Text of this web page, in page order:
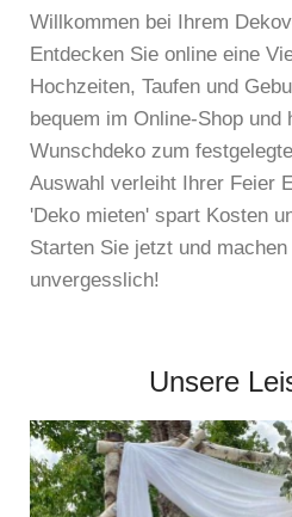
Willkommen bei Ihrem
Entdecken Sie online eine
Hochzeiten, Taufen und
bequem im Online-Shop und
Wunschdeko zum
Auswahl verleiht Ihrer Feier
'Deko mieten' spart Kosten
Starten Sie jetzt und
unvergesslich!
Unsere